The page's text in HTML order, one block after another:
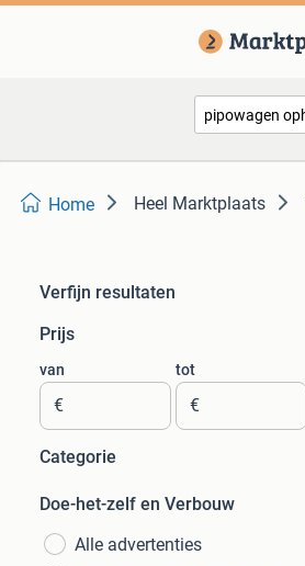
Home Heel Marktplaats
Verfijn resultaten
Prijs
van
€
tot
€
Categorie
Doe-het-zelf en Verbouw
Alle advertenties